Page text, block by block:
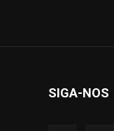
SIGA-NOS